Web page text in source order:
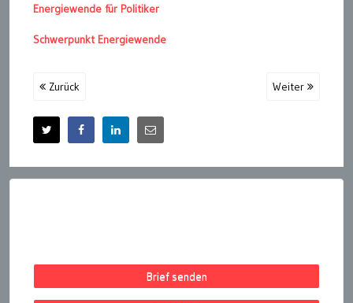
Energiewende für Politiker
Schwerpunkt Energiewende
Zurück Weiter
Brief senden